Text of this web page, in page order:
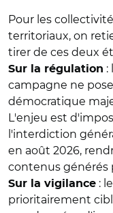
Pour les
territoriaux, on
tirer de ces deux
Sur la régulation :
campagne ne
démocratique
L'enjeu est
l'interdiction
en août 2026,
contenus générés
Sur la vigilance :
prioritairement